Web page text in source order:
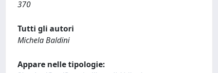
370
Tutti gli autori
Michela Baldini
Appare nelle tipologie: